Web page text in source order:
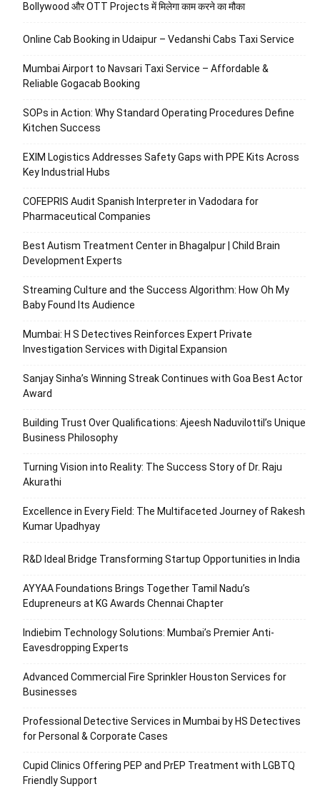
Bollywood और OTT Projects में मिलेगा काम करने का मौका
Online Cab Booking in Udaipur – Vedanshi Cabs Taxi Service
Mumbai Airport to Navsari Taxi Service – Affordable &
Reliable Gogacab Booking
SOPs in Action: Why Standard Operating Procedures Define
Kitchen Success
EXIM Logistics Addresses Safety Gaps with PPE Kits Across
Key Industrial Hubs
COFEPRIS Audit Spanish Interpreter in Vadodara for
Pharmaceutical Companies
Best Autism Treatment Center in Bhagalpur | Child Brain
Development Experts
Streaming Culture and the Success Algorithm: How Oh My
Baby Found Its Audience
Mumbai: H S Detectives Reinforces Expert Private
Investigation Services with Digital Expansion
Sanjay Sinha’s Winning Streak Continues with Goa Best Actor
Award
Building Trust Over Qualifications: Ajeesh Naduvilottil’s Unique
Business Philosophy
Turning Vision into Reality: The Success Story of Dr. Raju
Akurathi
Excellence in Every Field: The Multifaceted Journey of Rakesh
Kumar Upadhyay
R&D Ideal Bridge Transforming Startup Opportunities in India
AYYAA Foundations Brings Together Tamil Nadu’s
Edupreneurs at KG Awards Chennai Chapter
Indiebim Technology Solutions: Mumbai’s Premier Anti-
Eavesdropping Experts
Advanced Commercial Fire Sprinkler Houston Services for
Businesses
Professional Detective Services in Mumbai by HS Detectives
for Personal & Corporate Cases
Cupid Clinics Offering PEP and PrEP Treatment with LGBTQ
Friendly Support